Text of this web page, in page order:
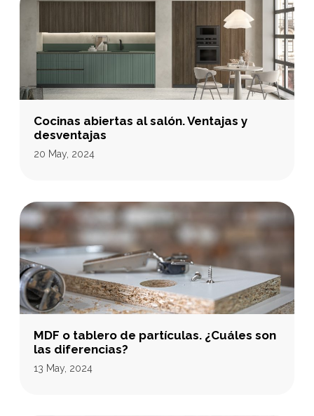
Cocinas abiertas al salón. Ventajas y
desventajas
20 May, 2024
MDF o tablero de partículas. ¿Cuáles son
las diferencias?
13 May, 2024